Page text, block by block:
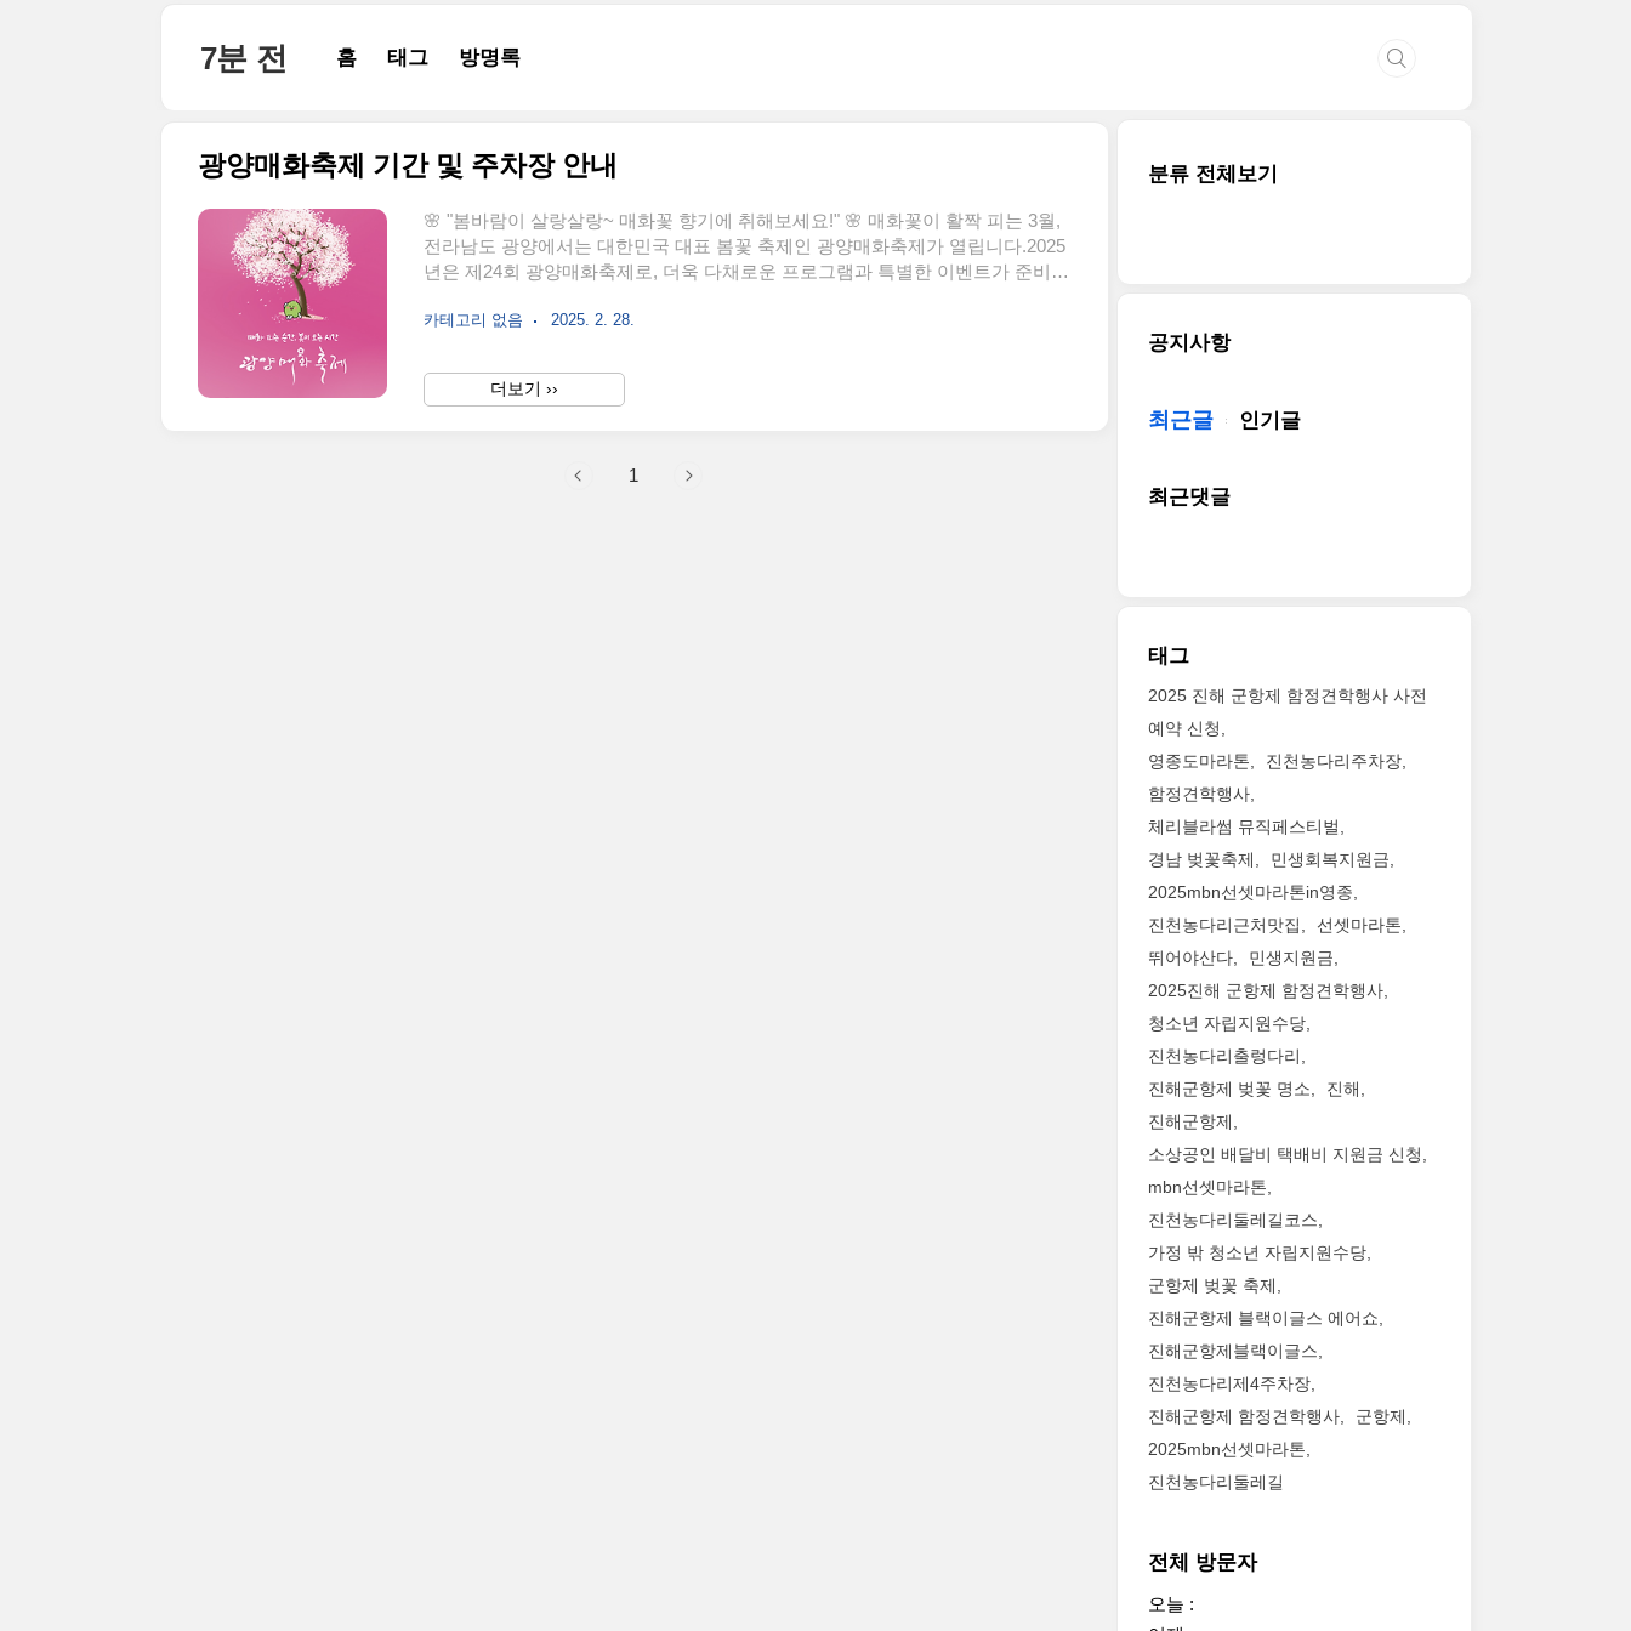
7분 전 홈 태그 방명록
광양매화축제 기간 및 주차장 안내
🌸 "봄바람이 살랑살랑~ 매화꽃 향기에 취해보세요!" 🌸 매화꽃이 활짝 피는 3월,
전라남도 광양에서는 대한민국 대표 봄꽃 축제인 광양매화축제가 열립니다.2025
년은 제24회 광양매화축제로, 더욱 다채로운 프로그램과 특별한 이벤트가 준비되
완벽하게 정리해드리겠습니다. 😊 ✅ 아이를 위한 다양한 프로그램을 선착순으
👉 📅 2025 광양매화축제 일정 및 장소 ✅ 축제 기간: 2025년 3월 7일(금) ~ 3월
16일(일)✅ 장소: 전라남도 광양시 다압면 매화마을 일원✅ 주제: "광양 매화, K-문
카테고리 없음 2025. 2. 28.
더보기 ››
1
분류 전체보기
공지사항
최근글 인기글
최근댓글
태그
2025 진해 군항제 함정견학행사 사전
예약 신청
영종도마라톤
진천농다리주차장
함정견학행사
체리블라썸 뮤직페스티벌
경남 벚꽃축제
민생회복지원금
2025mbn선셋마라톤in영종
진천농다리근처맛집
선셋마라톤
뛰어야산다
민생지원금
2025진해 군항제 함정견학행사
청소년 자립지원수당
진천농다리출렁다리
진해군항제 벚꽃 명소
진해
진해군항제
소상공인 배달비 택배비 지원금 신청
mbn선셋마라톤
진천농다리둘레길코스
가정 밖 청소년 자립지원수당
군항제 벚꽃 축제
진해군항제 블랙이글스 에어쇼
진해군항제블랙이글스
진천농다리제4주차장
진해군항제 함정견학행사
군항제
2025mbn선셋마라톤
진천농다리둘레길
전체 방문자
오늘 :